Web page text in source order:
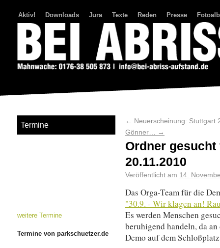
Aktiv! Downloads Jura Texte Reden Presse
← Neuerscheinung: Stuttgart
Gönner… →
Ordner
20.11.2010
Veröffentlicht am 14.
Das Orga-Team für die
"30.9. - Wir klagen an!
Es werden Menschen
beruhigend handeln, da
Demo auf dem
Termine
weitere Termine
Termine von parkschuetzer.de